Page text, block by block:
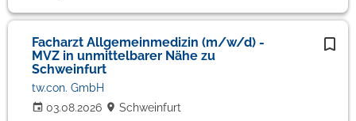
Facharzt Allgemeinmedizin (m/w/d) -
MVZ in unmittelbarer Nähe zu
Schweinfurt
03.08.2026
tw.con. GmbH
Schweinfurt